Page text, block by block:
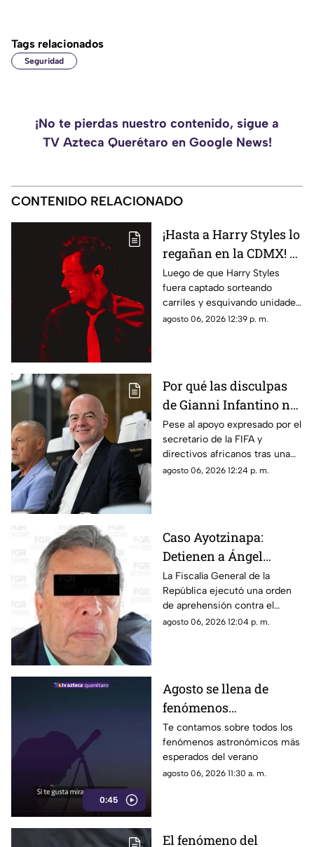
Tags relacionados
Seguridad
¡No te pierdas nuestro contenido, sigue a
TV Azteca Querétaro en Google News!
CONTENIDO RELACIONADO
¡Hasta a Harry Styles lo
regañan en la CDMX! El
Metrobús aprovechó
que el cantante salió a
correr por Reforma
para darle un consejo
Luego de que Harry Styles
fuera captado sorteando
carriles y esquivando unidades
de transporte durante sus
agosto 06, 2026 12:39 p. m.
Por qué las disculpas
de Gianni Infantino no
lograron frenar el
posicionamiento de la
UEFA
Pese al apoyo expresado por el
secretario de la FIFA y
directivos africanos tras una
reunión de emergencia, la
agosto 06, 2026 12:24 p. m.
Caso Ayotzinapa:
Detienen a Ángel
Aguirre, exgobernador
de Guerrero
La Fiscalía General de la
República ejecutó una orden
de aprehensión contra el
exmandatario de Guerrero por
agosto 06, 2026 12:04 p. m.
0:45
Agosto se llena de
fenómenos
astronómicos: las
fechas para verlos
gratis desde Querétaro
Te contamos sobre todos los
fenómenos astronómicos más
esperados del verano
agosto 06, 2026 11:30 a. m.
El fenómeno del